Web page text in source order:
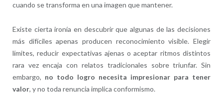
cuando se transforma en una imagen que mantener.
Existe cierta ironía en descubrir que algunas de las decisiones
más difíciles apenas producen reconocimiento visible. Elegir
límites, reducir expectativas ajenas o aceptar ritmos distintos
rara vez encaja con relatos tradicionales sobre triunfar. Sin
embargo, no todo logro necesita impresionar para tener
valor, y no toda renuncia implica conformismo.